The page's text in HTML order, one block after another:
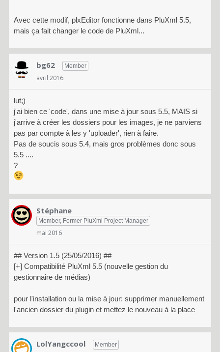
Avec cette modif, plxEditor fonctionne dans PluXml 5.5,
mais ça fait changer le code de PluXml...
bg62 Member
avril 2016
lut;)
j'ai bien ce 'code', dans une mise à jour sous 5.5, MAIS si
j'arrive à créer les dossiers pour les images, je ne parviens
pas par compte à les y 'uploader', rien à faire.
Pas de soucis sous 5.4, mais gros problèmes donc sous
5.5 ....
?
Stéphane
Member, Former PluXml Project Manager
mai 2016
## Version 1.5 (25/05/2016) ##
[+] Compatibilité PluXml 5.5 (nouvelle gestion du
gestionnaire de médias)
pour l'installation ou la mise à jour: supprimer manuellement
l'ancien dossier du plugin et mettez le nouveau à la place
LolYangccool Member